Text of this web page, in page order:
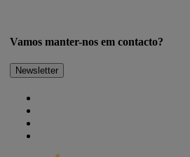
Vamos manter-nos em contacto?
Newsletter